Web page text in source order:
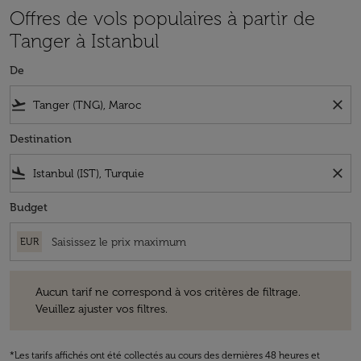
Offres de vols populaires à partir de
Tanger à Istanbul
De
flight_takeoff close
Destination
flight_land close
Budget
EUR
Aucun tarif ne correspond à vos critères de filtrage.
Veuillez ajuster vos filtres.
*Les tarifs affichés ont été collectés au cours des dernières 48 heures et